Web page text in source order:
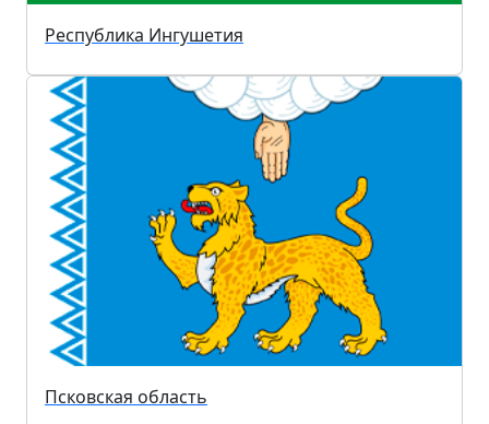
Республика Ингушетия
Псковская область